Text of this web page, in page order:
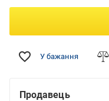
У бажання
Продавець